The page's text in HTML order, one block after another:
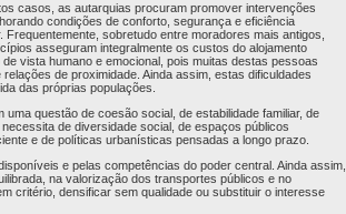
casos, as autarquias procuram promover intervenções
condições de conforto, segurança e eficiência
sobretudo entre moradores mais antigos,
asseguram integralmente os custos do alojamento
vista humano e emocional, pois muitas destas pessoas
de proximidade. Ainda assim, estas dificuldades
das próprias populações.
questão de coesão social, de estabilidade familiar, de
de diversidade social, de espaços públicos
e de políticas urbanísticas pensadas a longo prazo.
e pelas competências do poder central. Ainda assim,
na valorização dos transportes públicos e no
critério, densificar sem qualidade ou substituir o interesse